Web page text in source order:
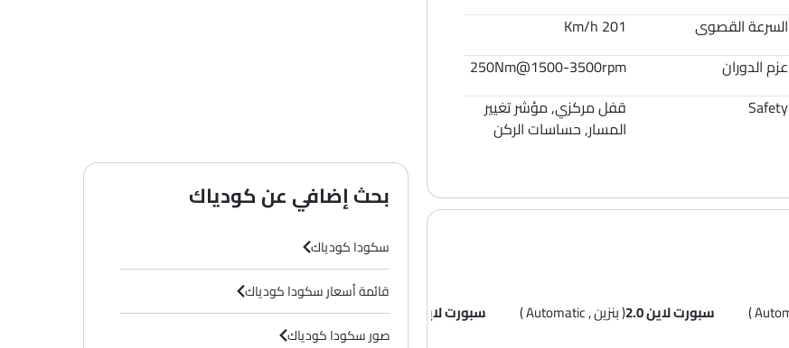
السرعة القصوى
201 Km/h
عزم الدوران
250Nm@1500-3500rpm
Safety
قفل مركزي, مؤشر تغيير
المسار, حساسات الركن
سبورت لاين 2.0 ( بنزين , Automatic ) سبورت لاين ( بنزين , Automatic )
بحث إضافي عن كودياك
سكودا كودياك
قائمة أسعار سكودا كودياك
صور سكودا كودياك